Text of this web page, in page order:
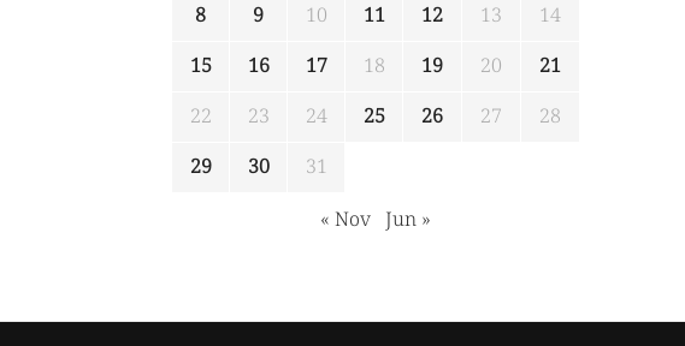
8
9 10 11 12 13
14
15
16 17 18 19 20
21
22
23 24 25 26 27
28
29
30
31
« Nov Jun »